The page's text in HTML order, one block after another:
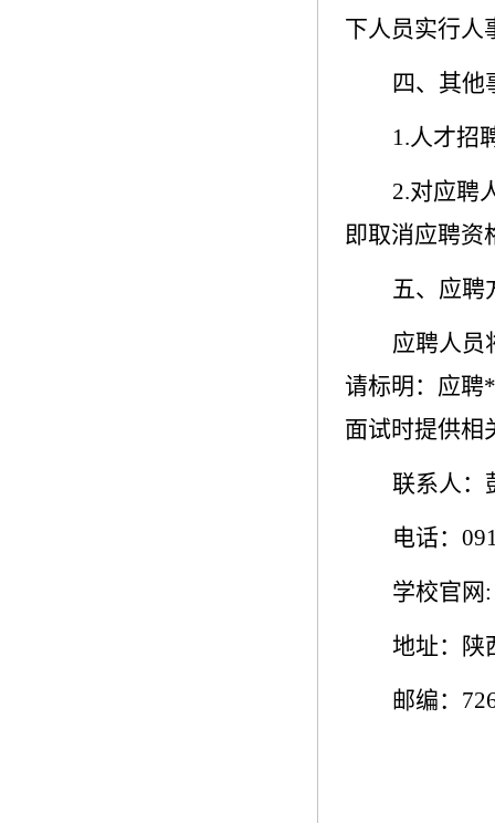
下人员实行人
四、其他
1.人才招
2.对应聘
即取消应聘资
五、应聘
应聘人员
请标明：应聘
面试时提供相
联系人：
电话：
学校官网
地址：陕
邮编：